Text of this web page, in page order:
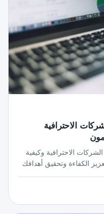
الاحترافية
الشركات الاحترافية وكيفية
الكفاءة وتحقيق أهدافك